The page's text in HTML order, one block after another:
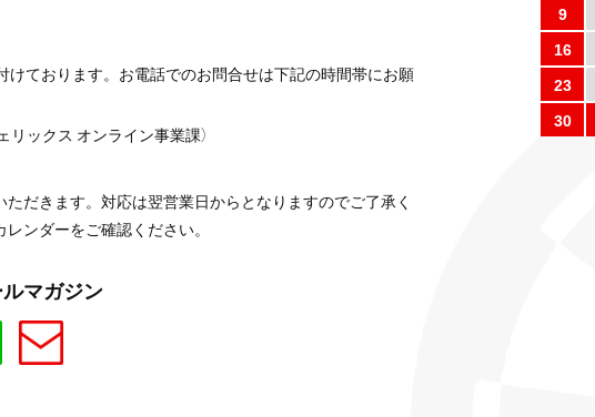
けております。お電話でのお問合せは下記の時間帯にお願
リックス オンライン事業課）
だきます。対応は翌営業日からとなりますのでご了承く
ンダーをご確認ください。
マガジン
9
16
23
30